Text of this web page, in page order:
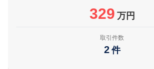
329 万円
取引件数
2 件